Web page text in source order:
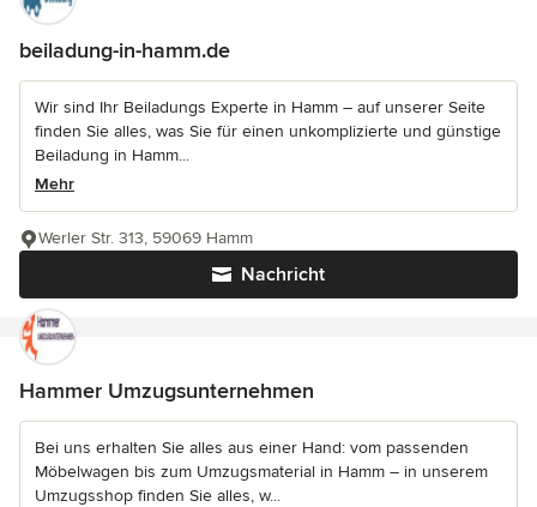
beiladung-in-hamm.de
Wir sind Ihr Beiladungs Experte in Hamm – auf unserer Seite
finden Sie alles, was Sie für einen unkomplizierte und günstige
Beiladung in Hamm...
Mehr
Nachricht
Werler Str. 313, 59069 Hamm
Hammer Umzugsunternehmen
Bei uns erhalten Sie alles aus einer Hand: vom passenden
Möbelwagen bis zum Umzugsmaterial in Hamm – in unserem
Umzugsshop finden Sie alles, w...